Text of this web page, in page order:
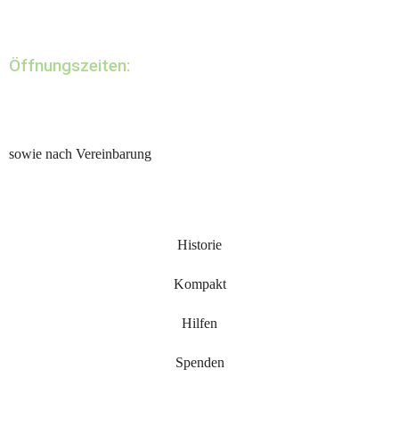
Öffnungszeiten:
sowie nach Vereinbarung
Historie
Kompakt
Hilfen
Spenden